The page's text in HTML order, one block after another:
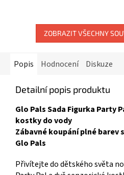
ZOBRAZIT VŠECHNY
Popis Hodnocení Diskuze
Detailní popis produktu
Glo Pals Sada Figurka Party
kostky do vody
Zábavné koupání plné
Glo Pals
Přivítejte do dětského světa